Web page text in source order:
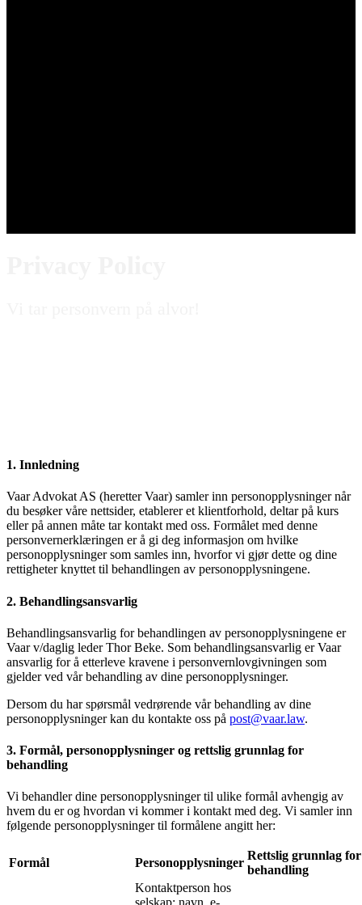
1. Innledning
Vaar Advokat AS (heretter Vaar) samler inn personopplysninger når
du besøker våre nettsider, etablerer et klientforhold, deltar på kurs
eller på annen måte tar kontakt med oss. Formålet med denne
personvernerklæringen er å gi deg informasjon om hvilke
personopplysninger som samles inn, hvorfor vi gjør dette og dine
rettigheter knyttet til behandlingen av personopplysningene.
2. Behandlingsansvarlig
Behandlingsansvarlig for behandlingen av personopplysningene er
Vaar v/daglig leder Thor Beke. Som behandlingsansvarlig er Vaar
ansvarlig for å etterleve kravene i personvernlovgivningen som
gjelder ved vår behandling av dine personopplysninger.
Dersom du har spørsmål vedrørende vår behandling av dine
personopplysninger kan du kontakte oss på post@vaar.law.
3. Formål, personopplysninger og rettslig grunnlag for
behandling
Vi behandler dine personopplysninger til ulike formål avhengig av
hvem du er og hvordan vi kommer i kontakt med deg. Vi samler inn
følgende personopplysninger til formålene angitt her:
Formål Personopplysninger
Rettslig grunnlag for
behandling
Kontaktperson hos